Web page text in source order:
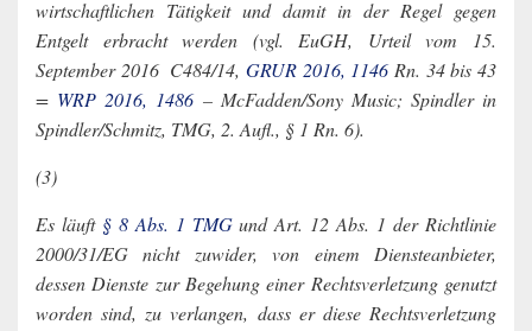
wirtschaftlichen Tätigkeit und damit in der Regel gegen
Entgelt erbracht werden (vgl. EuGH, Urteil vom 15.
September 2016 ­ C­484/14, GRUR 2016, 1146Rn. 34 bis 43
= WRP 2016, 1486– McFadden/Sony Music; Spindler in
Spindler/Schmitz, TMG, 2. Aufl., § 1 Rn. 6).
(3)
Es läuft § 8 Abs. 1 TMGund Art. 12 Abs. 1 der Richtlinie
2000/31/EG nicht zuwider, von einem Diensteanbieter,
dessen Dienste zur Begehung einer Rechtsverletzung genutzt
worden sind, zu verlangen, dass er diese Rechtsverletzung